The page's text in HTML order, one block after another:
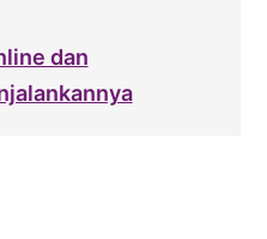
dan